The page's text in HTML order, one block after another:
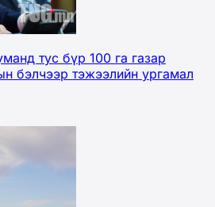
тус бүр 100 га газар
бэлчээр тэжээлийн ургамал